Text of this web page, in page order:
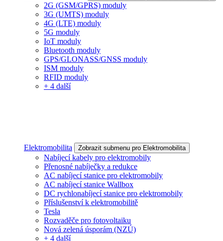
2G (GSM/GPRS) moduly
3G (UMTS) moduly
4G (LTE) moduly
5G moduly
IoT moduly
Bluetooth moduly
GPS/GLONASS/GNSS moduly
ISM moduly
RFID moduly
+ 4 další
Elektromobilita Zobrazit submenu pro Elektromobilita
Nabíjecí kabely pro elektromobily
Přenosné nabíječky a redukce
AC nabíjecí stanice pro elektromobily
AC nabíjecí stanice Wallbox
DC rychlonabíjecí stanice pro elektromobily
Příslušenství k elektromobilitě
Tesla
Rozvaděče pro fotovoltaiku
Nová zelená úsporám (NZÚ)
+ 4 další